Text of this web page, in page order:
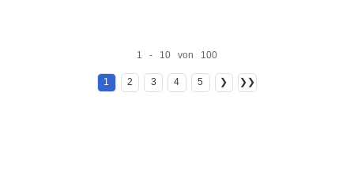
1 - 10 von 100
1 2 3 4 5 ❯ ❯❯